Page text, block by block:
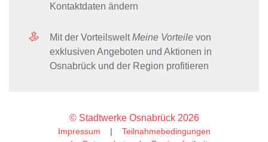
Kontaktdaten ändern
Mit der VorteilsweltMeine Vorteilevon
exklusiven Angeboten und Aktionen in
Osnabrück und der Region profitieren
© Stadtwerke Osnabrück 2026
Impressum
Teilnahmebedingungen